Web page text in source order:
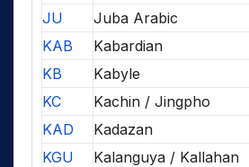
JU
Juba Arabic
KAB
Kabardian
KB
Kabyle
KC
Kachin / Jingpho
KAD
Kadazan
KGU
Kalanguya / Kallahan